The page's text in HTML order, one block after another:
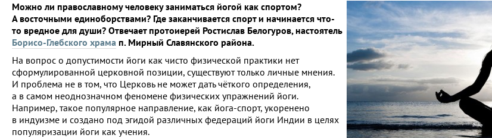
Можно ли православному человеку заниматься йогой как спортом?
А восточными единоборствами? Где заканчивается спорт и начинается что-
то вредное для души? Отвечает протоиерей Ростислав Белогуров, настоятель
Борисо-Глебского храма п. Мирный Славянского района.
На вопрос о допустимости йоги как чисто физической практики нет
сформулированной церковной позиции, существуют только личные мнения.
И проблема не в том, что Церковь не может дать чёткого определения,
а в самом неоднозначном феномене физических упражнений йоги.
Например, такое популярное направление, как йога-спорт, укоренено
в индуизме и создано под эгидой различных федераций йоги Индии в целях
популяризации йоги как учения.